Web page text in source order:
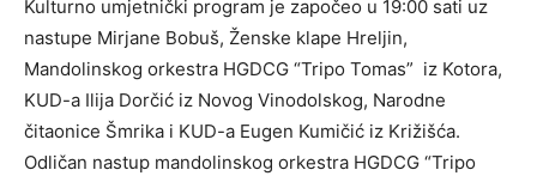
Kulturno umjetnički program je započeo u 19:00 sati uz
nastupe Mirjane Bobuš, Ženske klape Hreljin,
Mandolinskog orkestra HGDCG “Tripo Tomas” iz Kotora,
KUD-a Ilija Dorčić iz Novog Vinodolskog, Narodne
čitaonice Šmrika i KUD-a Eugen Kumičić iz Križišća.
Odličan nastup mandolinskog orkestra HGDCG “Tripo